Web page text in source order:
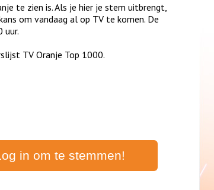
ADVERTEREN
PRIVACY
te zien is. Als je hier je stem uitbrengt,
om vandaag al op TV te komen. De
uur.
TV Oranje Top 1000.
in om te stemmen!